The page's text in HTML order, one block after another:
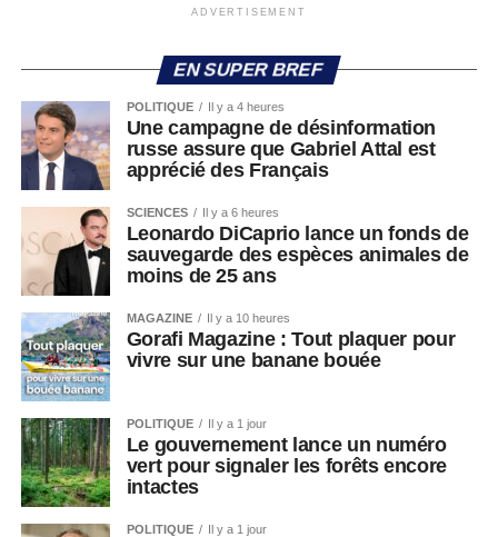
ADVERTISEMENT
EN SUPER BREF
POLITIQUE Il y a 4 heures
Une campagne de désinformation
russe assure que Gabriel Attal est
apprécié des Français
SCIENCES Il y a 6 heures
Leonardo DiCaprio lance un fonds de
sauvegarde des espèces animales de
moins de 25 ans
MAGAZINE Il y a 10 heures
Gorafi Magazine : Tout plaquer pour
vivre sur une banane bouée
POLITIQUE Il y a 1 jour
Le gouvernement lance un numéro
vert pour signaler les forêts encore
intactes
POLITIQUE Il y a 1 jour